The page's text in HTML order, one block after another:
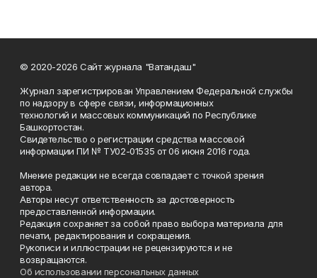
© 2020-2026 Сайт журнала "Ватандаш"
Журнал зарегистрирован Управлением Федеральной службы
по надзору в сфере связи, информационных
технологий и массовых коммуникаций по Республике
Башкортостан.
Свидетельство о регистрации средства массовой
информации ПИ № ТУ02-01535 от 06 июня 2016 года.
Мнение редакции не всегда совпадает с точкой зрения
автора.
Авторы несут ответственность за достоверность
предоставленной информации.
Редакция сохраняет за собой право выбора материала для
печати, редактирования и сокращения.
Рукописи и иллюстрации не рецензируются и не
возвращаются.
Об использовании персональных данных